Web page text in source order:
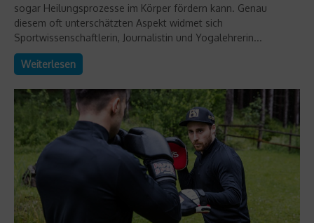
sogar Heilungsprozesse im Körper fördern kann. Genau
diesem oft unterschätzten Aspekt widmet sich
Sportwissenschaftlerin, Journalistin und Yogalehrerin...
Weiterlesen